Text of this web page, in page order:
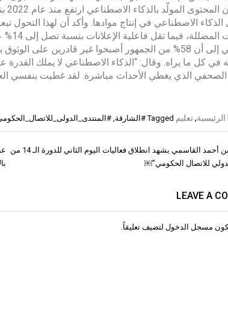
الذكاء الاصطناعي في إنتاج موادها. وأكد أن لهذا
فيما تقل فاعلية الإعلانات بنسبة تصل إلى 14% عند مقارنتها بالمحتوى البشري.
وأشار ثيثي إلى أن 58% من الجمهور أصبحوا غير
في كل ما يراه. وقال: “الذكاء الاصطناعي لا يملك القدرة
الصحفي الذي يغطي الأحداث مباشرة. لقد غطيت بنفسي
الرئيسية,تعليم Tagged #الشارقة,
￼سلطان بن أحمد القاسمي يشهد انطلاق فعاليات اليوم الثاني للدورة الـ 14 من
للاتصال الحكومي”￼
LEAVE A
مسجل الدخول لتضيف تعليقاً.